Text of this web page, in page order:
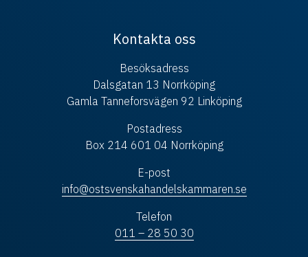
Kontakta oss
Besöksadress
Dalsgatan 13 Norrköping
Gamla Tanneforsvägen 92 Linköping
Postadress
Box 214 601 04 Norrköping
E-post
info@ostsvenskahandelskammaren.se
Telefon
011 – 28 50 30